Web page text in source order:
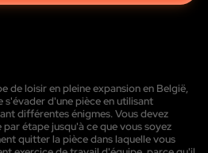
de loisir en pleine expansion en België,
s'évader d'une pièce en utilisant
différentes énigmes. Vous devez
étape jusqu'à ce que vous soyez
quitter la pièce dans laquelle vous